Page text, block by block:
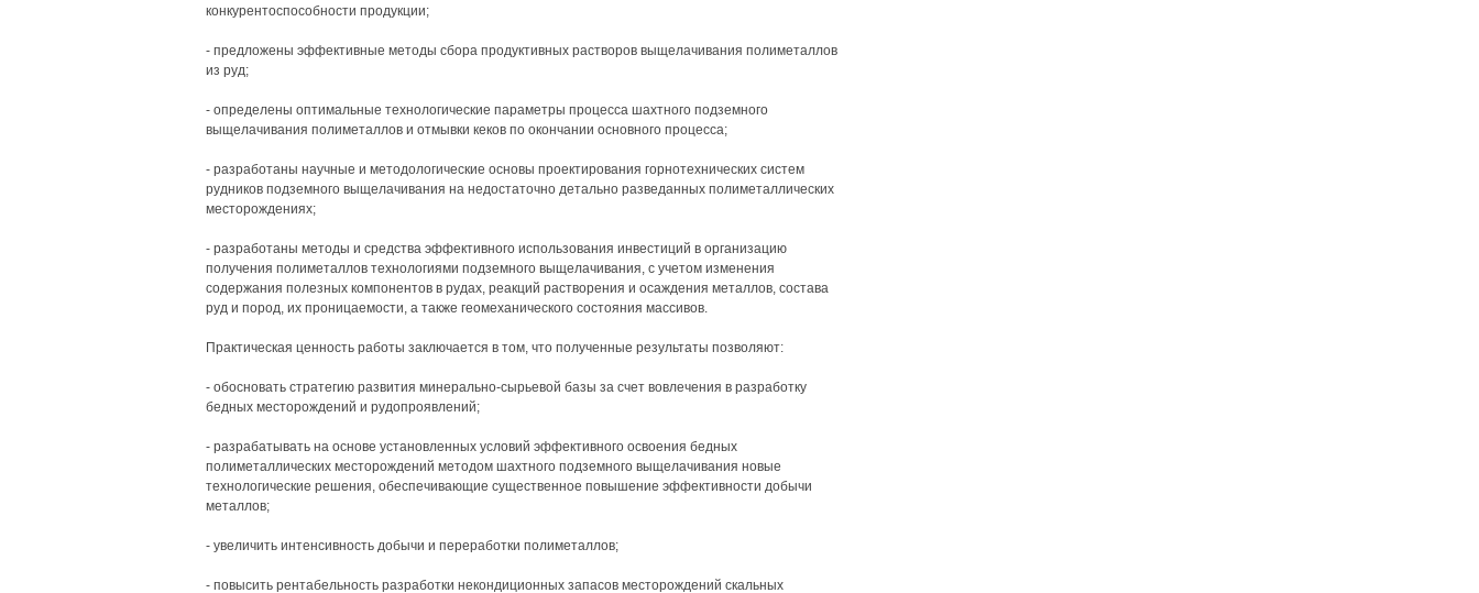
конкурентоспособности продукции;
- предложены эффективные методы сбора продуктивных растворов выщелачивания полиметаллов
из руд;
- определены оптимальные технологические параметры процесса шахтного подземного
выщелачивания полиметаллов и отмывки кеков по окончании основного процесса;
- разработаны научные и методологические основы проектирования горнотехнических систем
рудников подземного выщелачивания на недостаточно детально разведанных полиметаллических
месторождениях;
- разработаны методы и средства эффективного использования инвестиций в организацию
получения полиметаллов технологиями подземного выщелачивания, с учетом изменения
содержания полезных компонентов в рудах, реакций растворения и осаждения металлов, состава
руд и пород, их проницаемости, а также геомеханического состояния массивов.
Практическая ценность работы заключается в том, что полученные результаты позволяют:
- обосновать стратегию развития минерально-сырьевой базы за счет вовлечения в разработку
бедных месторождений и рудопроявлений;
- разрабатывать на основе установленных условий эффективного освоения бедных
полиметаллических месторождений методом шахтного подземного выщелачивания новые
технологические решения, обеспечивающие существенное повышение эффективности добычи
металлов;
- увеличить интенсивность добычи и переработки полиметаллов;
- повысить рентабельность разработки некондиционных запасов месторождений скальных